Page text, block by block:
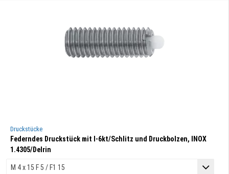
Druckstücke
Federndes Druckstück mit I-6kt/Schlitz und Druckbolzen, INOX
1.4305/Delrin